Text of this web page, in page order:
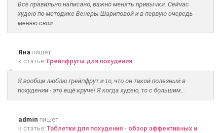
Всё правильно написано, важно менять привычки. Сейчас
худею по методике Венеры Шариповой и в первую очередь
меняю свои...
Яна пишет
к статье: Грейпфруты для похудения
Я вообще люблю грейпфрут и то, что он такой полезный в
похудении - это ещё круче! Я когда худею, то с большим...
admin пишет
к статье: Таблетки для похудения - обзор эффективных и